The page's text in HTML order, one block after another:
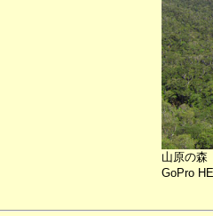
山原の森
GoPro